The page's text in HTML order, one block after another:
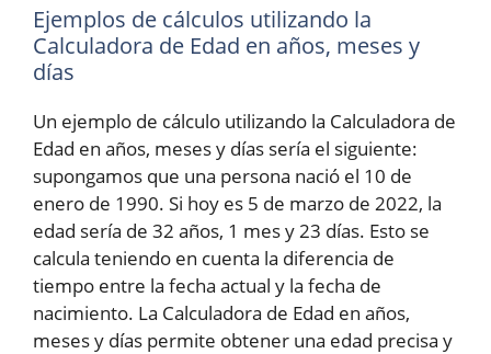
Ejemplos de cálculos utilizando la
Calculadora de Edad en años, meses y
días
Un ejemplo de cálculo utilizando la Calculadora de
Edad en años, meses y días sería el siguiente:
supongamos que una persona nació el 10 de
enero de 1990. Si hoy es 5 de marzo de 2022, la
edad sería de 32 años, 1 mes y 23 días. Esto se
calcula teniendo en cuenta la diferencia de
tiempo entre la fecha actual y la fecha de
nacimiento. La Calculadora de Edad en años,
meses y días permite obtener una edad precisa y